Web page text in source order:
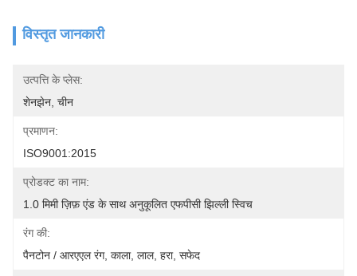
विस्तृत जानकारी
उत्पत्ति के प्लेस:
शेनझेन, चीन
प्रमाणन:
ISO9001:2015
प्रोडक्ट का नाम:
1.0 मिमी ज़िफ़ एंड के साथ अनुकूलित एफपीसी झिल्ली स्विच
रंग की:
पैनटोन / आरएएल रंग, काला, लाल, हरा, सफेद